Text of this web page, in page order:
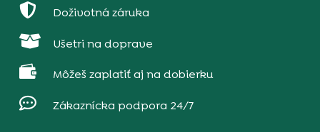
 Doživotná záruka
 Ušetri na doprave
 Môžeš zaplatiť aj na dobierku
 Zákaznícka podpora 24/7